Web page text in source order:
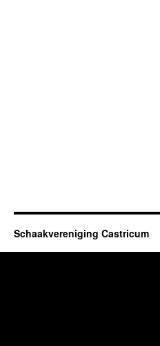
Schaakvereniging Castricum